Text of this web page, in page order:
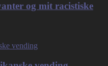
og mit racistiske